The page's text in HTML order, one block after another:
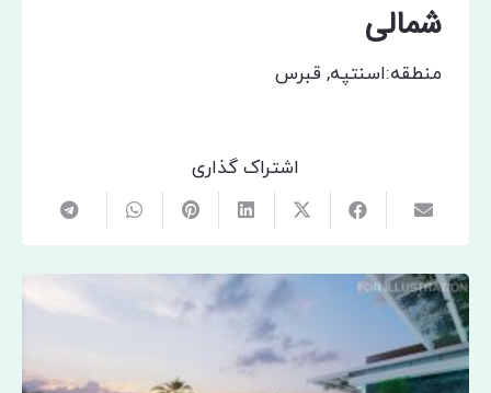
شمالی
منطقه:اسنتپه,قبرس
اشتراک گذاری